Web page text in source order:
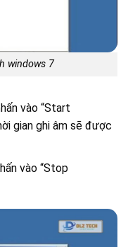
windows 7
vào “Start
gian ghi âm sẽ được
vào “Stop